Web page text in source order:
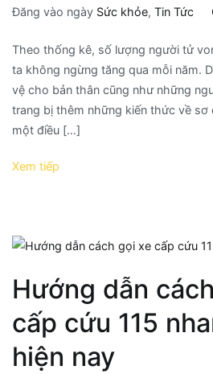
Đăng vào ngày Sức khỏe, Tin Tức
Theo thống kê, số lượng người tử
ta không ngừng tăng qua mỗi năm.
vệ cho bản thân cũng như những
trang bị thêm những kiến thức về sơ
một điều […]
Xem tiếp
Hướng dẫn
cấp cứu 115
hiện nay